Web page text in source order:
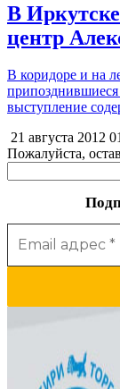
В
центр
В коридоре и на
выступление
21 августа 2012
Пожалуйста,